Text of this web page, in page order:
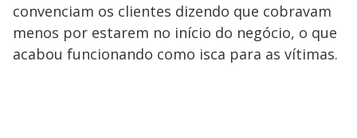
convenciam os clientes dizendo que cobravam
menos por estarem no início do negócio, o que
acabou funcionando como isca para as vítimas.